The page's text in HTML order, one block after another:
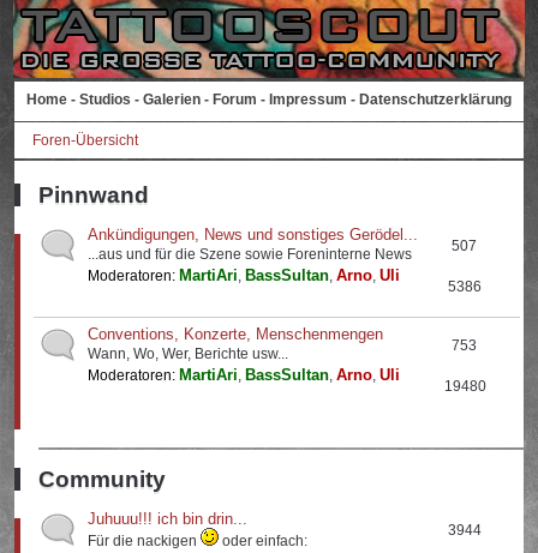
Home - Studios - Galerien - Forum - Impressum - Datenschutzerklärung
Foren-Übersicht
Pinnwand
Ankündigungen, News und sonstiges Gerödel...
...aus und für die Szene sowie Foreninterne News
Moderatoren: MartiAri, BassSultan,Arno,Uli
507
5386
Conventions, Konzerte, Menschenmengen
Wann, Wo, Wer, Berichte usw...
Moderatoren: MartiAri, BassSultan,Arno,Uli
753
19480
Community
Juhuuu!!! ich bin drin...
Für die nackigen
oder einfach:
3944